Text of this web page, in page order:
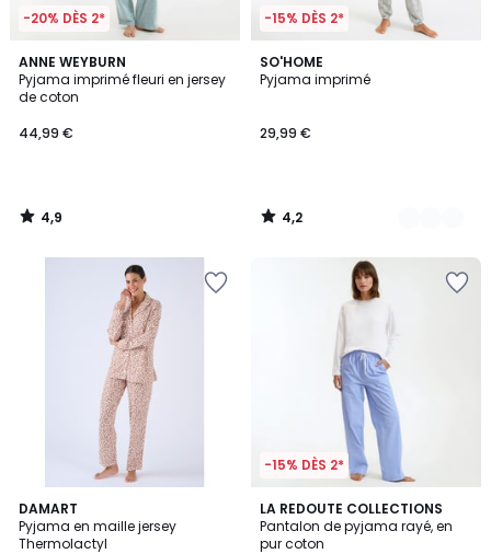
-20% DÈS 2*
ANNE WEYBURN
Pyjama imprimé fleuri en jersey
de coton
44,99 €
4,9
/ 5
4,9
/
-15% DÈS 2*
SO'HOME
Pyjama imprimé
29,99 €
4,2
/ 5
2
Couleurs
4,2
/
DAMART
Pyjama en maille jersey
Thermolactyl
-15% DÈS 2*
LA REDOUTE COLLECTIONS
Pantalon de pyjama rayé, en
pur coton
4,4
/ 5